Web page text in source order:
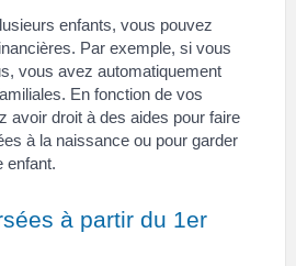
enfants, vous pouvez
Par exemple, si vous
vous avez automatiquement
En fonction de vos
avoir droit à des aides pour faire
à la naissance ou pour garder
enfant.
à partir du 1er